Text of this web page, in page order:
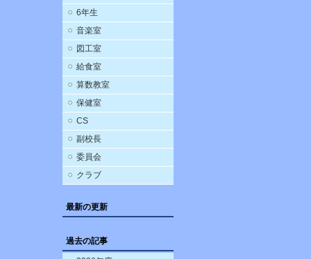
6年生
音楽室
図工室
給食室
算数教室
保健室
CS
副校長
委員会
クラブ
最新の更新
過去の記事